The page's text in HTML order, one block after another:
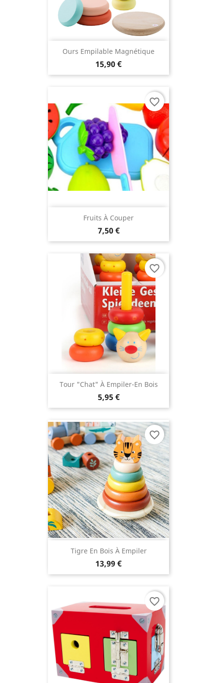
Ours Empilable Magnétique
15,90 €
Fruits À Couper
7,50 €
favorite_border
Tour "Chat" À Empiler-En Bois
5,95 €
favorite_border
Tigre En Bois À Empiler
13,99 €
favorite_border
favorite_border